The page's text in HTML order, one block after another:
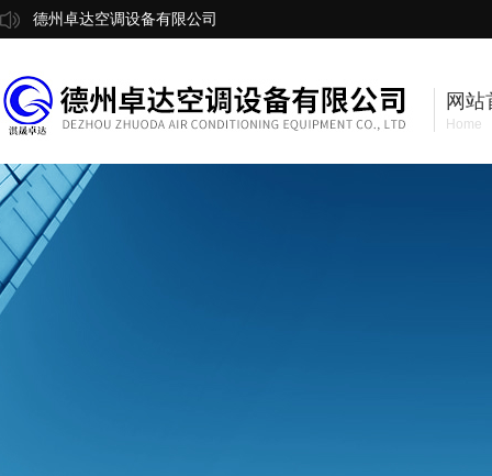
德州卓达空调设备有限公司
网站
Home